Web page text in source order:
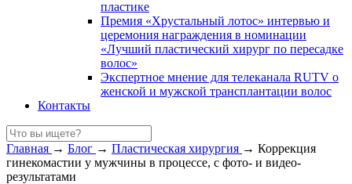
пластике
Премия «Хрустальный лотос» интервью и
церемония награждения в номинации
«Лучший пластический хирург по пересадке
волос»
Экспертное мнение для телеканала RUTV о
женской и мужской трансплантации волос
Контакты
Главная → Блог → Пластическая хирургия → Коррекция
гинекомастии у мужчины в процессе, с фото- и видео-
результатами